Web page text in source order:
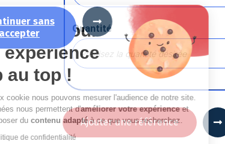
Continuer sans
accepter
La recette pour
une expérience
web au top !
Grâce aux cookie nous pouvons mesurer l'audience de notre site.
Ces données nous permettent d'améliorer votre expérienceet
vous proposer ducontenu adaptéà ce que vous recherchez.
Lire la politique de confidentialité
Quantité
Ajouter une référence